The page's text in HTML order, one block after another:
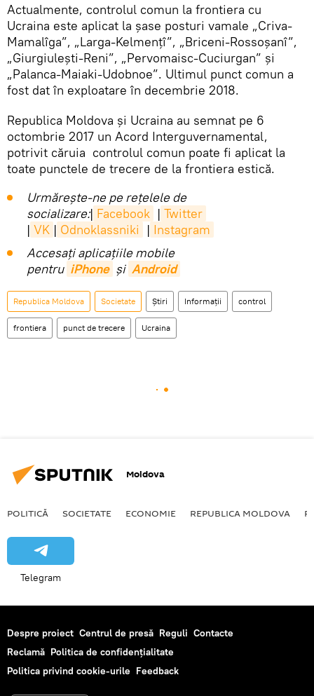
Actualmente, controlul comun la frontiera cu
Ucraina este aplicat la șase posturi vamale „Criva-
Mamalîga”, „Larga-Kelmențî”, „Briceni-Rossoșanî”,
„Giurgiulești-Reni”, „Pervomaisc-Cuciurgan” și
„Palanca-Maiaki-Udobnoe”. Ultimul punct comun a
fost dat în exploatare în decembrie 2018.
Republica Moldova și Ucraina au semnat pe 6
octombrie 2017 un Acord Interguvernamental,
potrivit căruia controlul comun poate fi aplicat la
toate punctele de trecere de la frontiera estică.
Urmărește-ne pe rețelele de
socializare:| Facebook | Twitter
| VK | Odnoklassniki | Instagram
Accesaţi aplicaţiile mobile
pentru iPhone și Android
Republica Moldova Societate Știri Informații control
frontiera punct de trecere Ucraina
Moldova
POLITICĂ SOCIETATE ECONOMIE REPUBLICA MOLDOVA
Telegram
Despre proiect Centrul de presă Reguli Contacte
Reclamă Politica de confidențialitate
Politica privind cookie-urile Feedback